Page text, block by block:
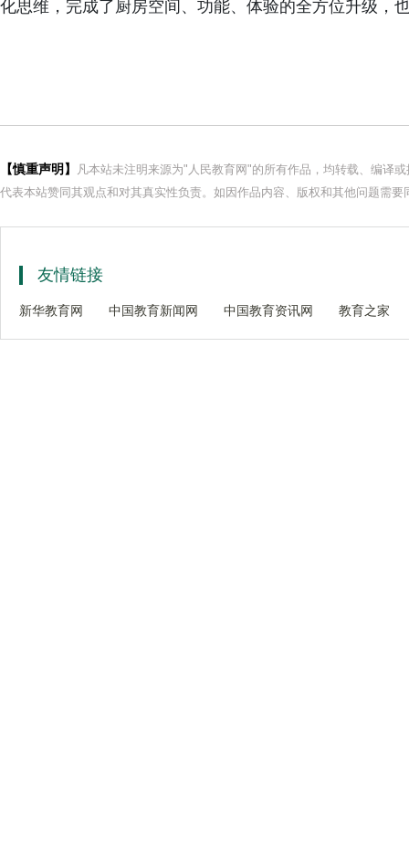
化思维，完成了厨房空间、功能、体验的全方位升级，
【慎重声明】
凡本站未注明来源为"人民教育网"的所有作品，均转载、编译
代表本站赞同其观点和对其真实性负责。如因作品内容、版权和其他问题需
友情链接
新华教育网 中国教育新闻网 中国教育资讯网 教育之家